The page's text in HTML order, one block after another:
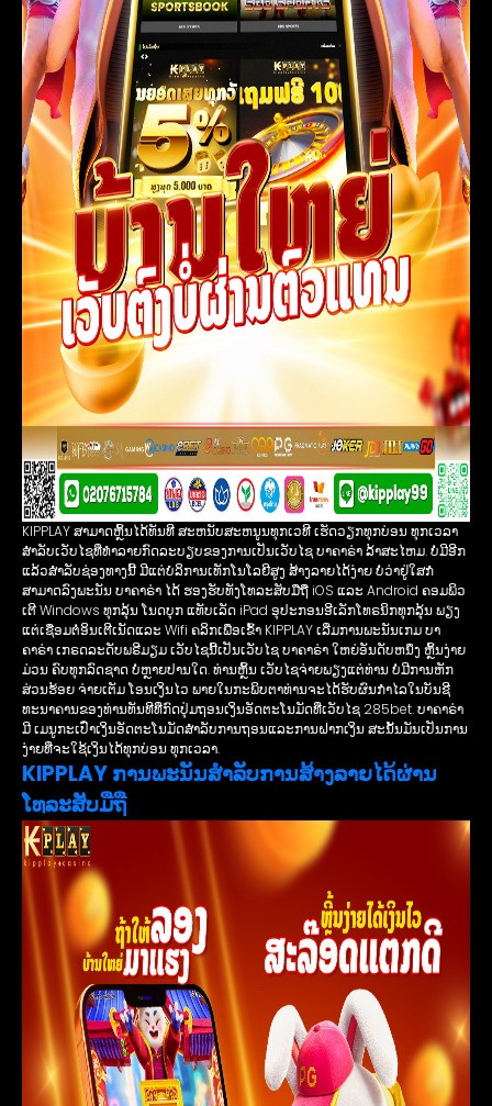
KIPPLAY ສາມາດຫຼິ້ນໄດ້ທັນທີ ສະຫນັບສະຫນູນທຸກເວທີ ເຮັດວຽກທຸກບ່ອນ ທຸກເວລາ
ສໍາລັບເວັບໄຊທີ່ທໍາລາຍກົດລະບຽບຂອງການເປັນເວັບໄຊ ບາຄາຣ່າ ລ້າສະໄຫມ. ບໍ່ມີອີກ
ແລ້ວສຳລັບຊ່ອງທາງນີ້ ມີແຕ່ບໍລິການເທັກໂນໂລຍີສູງ ສ້າງລາຍໄດ້ງ່າຍ ບໍ່ວ່າຢູ່ໃສກໍ
ສາມາດລົງພະນັນ ບາຄາຣ່າ ໄດ້ ຮອງຮັບທັງໂທລະສັບມືຖື iOS ແລະ Android ຄອມພິວ
ເຕີ Windows ທຸກລຸ້ນ ໂນດບຸກ ແທັບເລັດ iPad ອຸປະກອນອີເລັກໂທຣນິກທຸກລຸ້ນ ພຽງ
ແຕ່ເຊື່ອມຕໍ່ອິນເຕີເນັດແລະ Wifi ຄລິກເພື່ອເຂົ້າ KIPPLAY ເລີ່ມການພະນັນເກມ ບາ
ຄາຣ່າ ເກຣດລະດັບພຣີມຽມ ເວັບໄຊນີ້ເປັນເວັບໄຊ ບາຄາຣ່າ ໃຫຍ່ອັນດັບຫນຶ່ງ ຫຼິ້ນງ່າຍ
ມ່ວນ ຄົບທຸກລົດຊາດ ບໍ່ຫຼາຍປານໃດ. ທ່ານຫຼິ້ນ ເວັບໄຊຈ່າຍພຽງແຕ່ທ່ານ ບໍ່ມີການຫັກ
ສ່ວນຮ້ອຍ ຈ່າຍເຕັມ ໂອນເງິນໄວ ພາຍໃນກະພິບຕາທ່ານຈະໄດ້ຮັບຜົນກໍາໄລໃນບັນຊີ
ທະນາຄານຂອງທ່ານທັນທີທີ່ກົດປຸ່ມຖອນເງິນອັດຕະໂນມັດທີ່ເວັບໄຊ 285bet. ບາຄາຣ່າ
ມີ ເມ​ນູ​ກະ​ເປົ໋າ​ເງິນ​ອັດ​ຕະ​ໂນ​ມັດ​ສໍາ​ລັບ​ການ​ຖອນ​ແລະ​ການ​ຝາກ​ເງິນ​ ສະ​ນັ້ນ​ມັນ​ເປັນ​ການ​
ງ່າຍ​ທີ່​ຈະ​ໃຊ້​ເງິນ​ໄດ້​ທຸກ​ບ່ອນ​ ທຸກ​ເວ​ລາ​.
KIPPLAY ການພະນັນສໍາລັບການສ້າງລາຍໄດ້ຜ່ານ
ໂທລະສັບມືຖື